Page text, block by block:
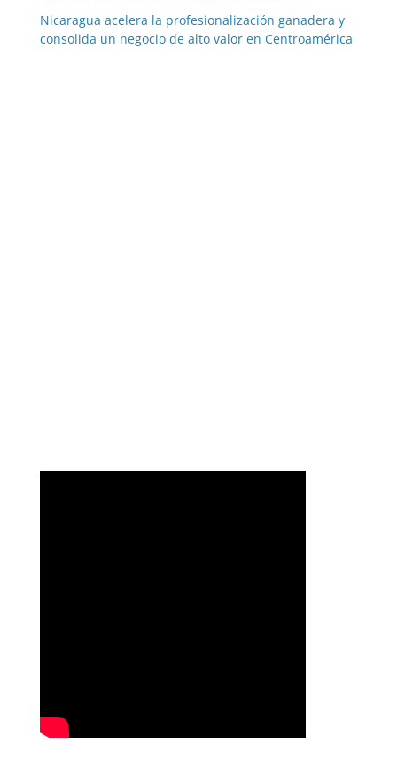
Nicaragua acelera la profesionalización ganadera y
consolida un negocio de alto valor en Centroamérica